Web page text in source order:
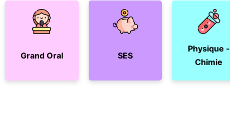
Grand Oral SES
Physique -
Chimie